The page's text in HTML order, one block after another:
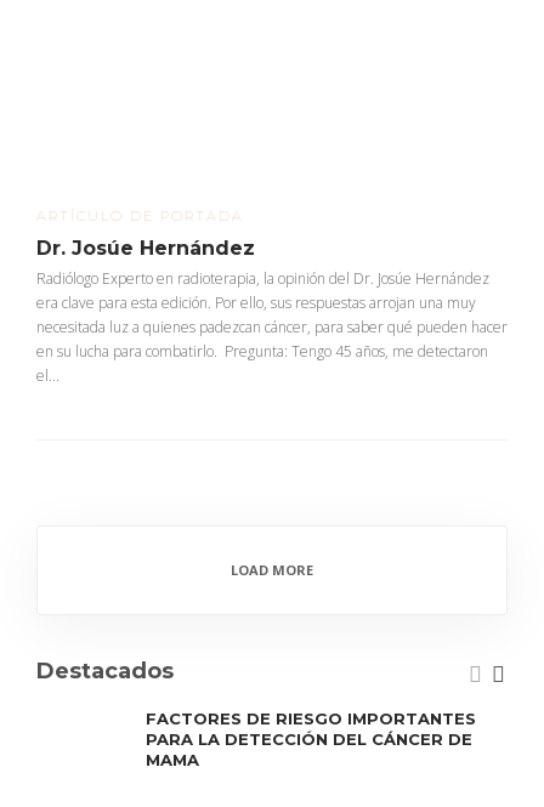
ARTÍCULO DE PORTADA
Dr. Josúe Hernández
Radiólogo Experto en radioterapia, la opinión del Dr. Josúe Hernández
era clave para esta edición. Por ello, sus respuestas arrojan una muy
necesitada luz a quienes padezcan cáncer, para saber qué pueden hacer
en su lucha para combatirlo. Pregunta: Tengo 45 años, me detectaron
el...
LOAD MORE
Destacados
FACTORES DE RIESGO IMPORTANTES
PARA LA DETECCIÓN DEL CÁNCER DE
MAMA